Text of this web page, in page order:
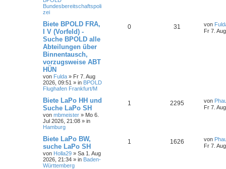
Bundesbereitschaftspoli
zei
Biete BPOLD FRA,
I V (Vorfeld) -
Suche BPOLD alle
Abteilungen über
Binnentausch,
vorzugsweise ABT
HÜN
von Fulda » Fr 7. Aug
2026, 09:51 » in BPOLD
Flughafen Frankfurt/M
0 31 von
Fr 7.
Biete LaPo HH und
Suche LaPo SH
von mbmeister » Mo 6.
Jul 2026, 21:08 » in
Hamburg
1 2295 von
Fr 7.
Biete LaPo BW,
suche LaPo SH
von Holla29 » Sa 1. Aug
2026, 21:34 » in Baden-
Württemberg
1 1626 von
Fr 7.